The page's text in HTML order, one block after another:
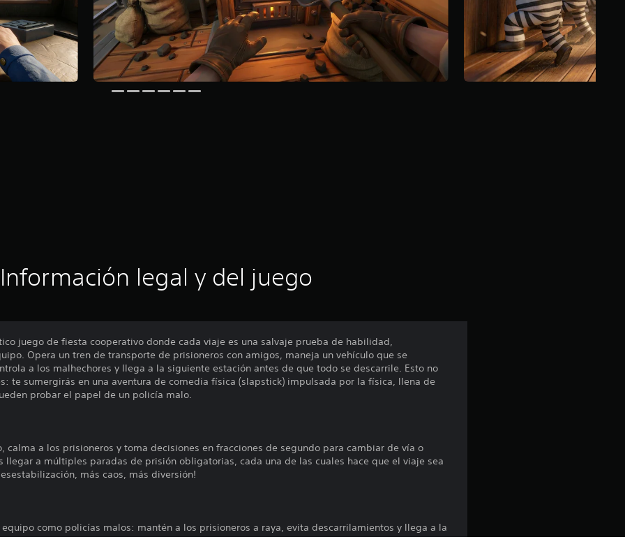
Información legal y del juego
juego de fiesta cooperativo donde cada viaje es una salvaje prueba de habilidad,
Opera un tren de transporte de prisioneros con amigos, maneja un vehículo que se
a los malhechores y llega a la siguiente estación antes de que todo se descarrile. Esto no
te sumergirás en una aventura de comedia física (slapstick) impulsada por la física, llena de
probar el papel de un policía malo.
calma a los prisioneros y toma decisiones en fracciones de segundo para cambiar de vía o
llegar a múltiples paradas de prisión obligatorias, cada una de las cuales hace que el viaje sea
más caos, más diversión!
como policías malos: mantén a los prisioneros a raya, evita descarrilamientos y llega a la
y descubre soluciones creativas con amigos en escenarios hilarantes impulsados por la